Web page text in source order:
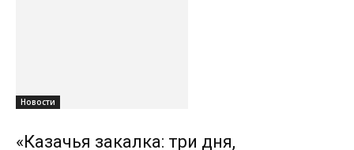
Новости
«Казачья закалка: три дня,